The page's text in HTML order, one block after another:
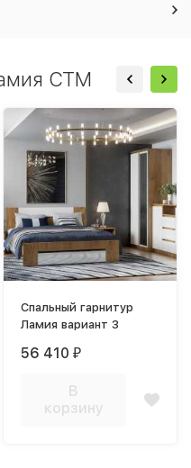
СТМ
Спальный гарнитур
Ламия вариант 3
56 410 ₽
В
корзину